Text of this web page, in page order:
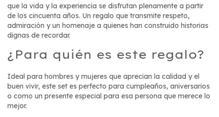
que la vida y la experiencia se disfrutan plenamente a partir
de los cincuenta años. Un regalo que transmite respeto,
admiración y un homenaje a quienes han construido historias
dignas de recordar.
¿Para quién es este regalo?
Ideal para hombres y mujeres que aprecian la calidad y el
buen vivir, este set es perfecto para cumpleaños, aniversarios
o como un presente especial para esa persona que merece lo
mejor.